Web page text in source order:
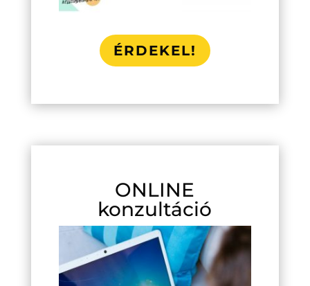
ÉRDEKEL!
ONLINE
konzultáció